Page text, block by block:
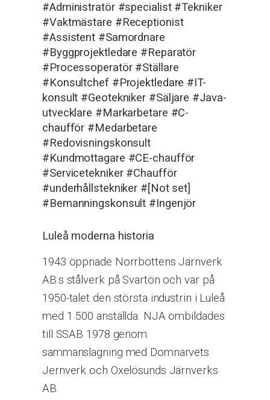
#Administratör #specialist #Tekniker
#Vaktmästare #Receptionist
#Assistent #Samordnare
#Byggprojektledare #Reparatör
#Processoperatör #Ställare
#Konsultchef #Projektledare #IT-
konsult #Geotekniker #Säljare #Java-
utvecklare #Markarbetare #C-
chaufför #Medarbetare
#Redovisningskonsult
#Kundmottagare #CE-chaufför
#Servicetekniker #Chaufför
#underhållstekniker #[Not set]
#Bemanningskonsult #Ingenjör
Luleå moderna historia
1943 öppnade Norrbottens Järnverk
AB:s stålverk på Svartön och var på
1950-talet den största industrin i Luleå
med 1 500 anställda. NJA ombildades
till SSAB 1978 genom
sammanslagning med Domnarvets
Jernverk och Oxelösunds Järnverks
AB.